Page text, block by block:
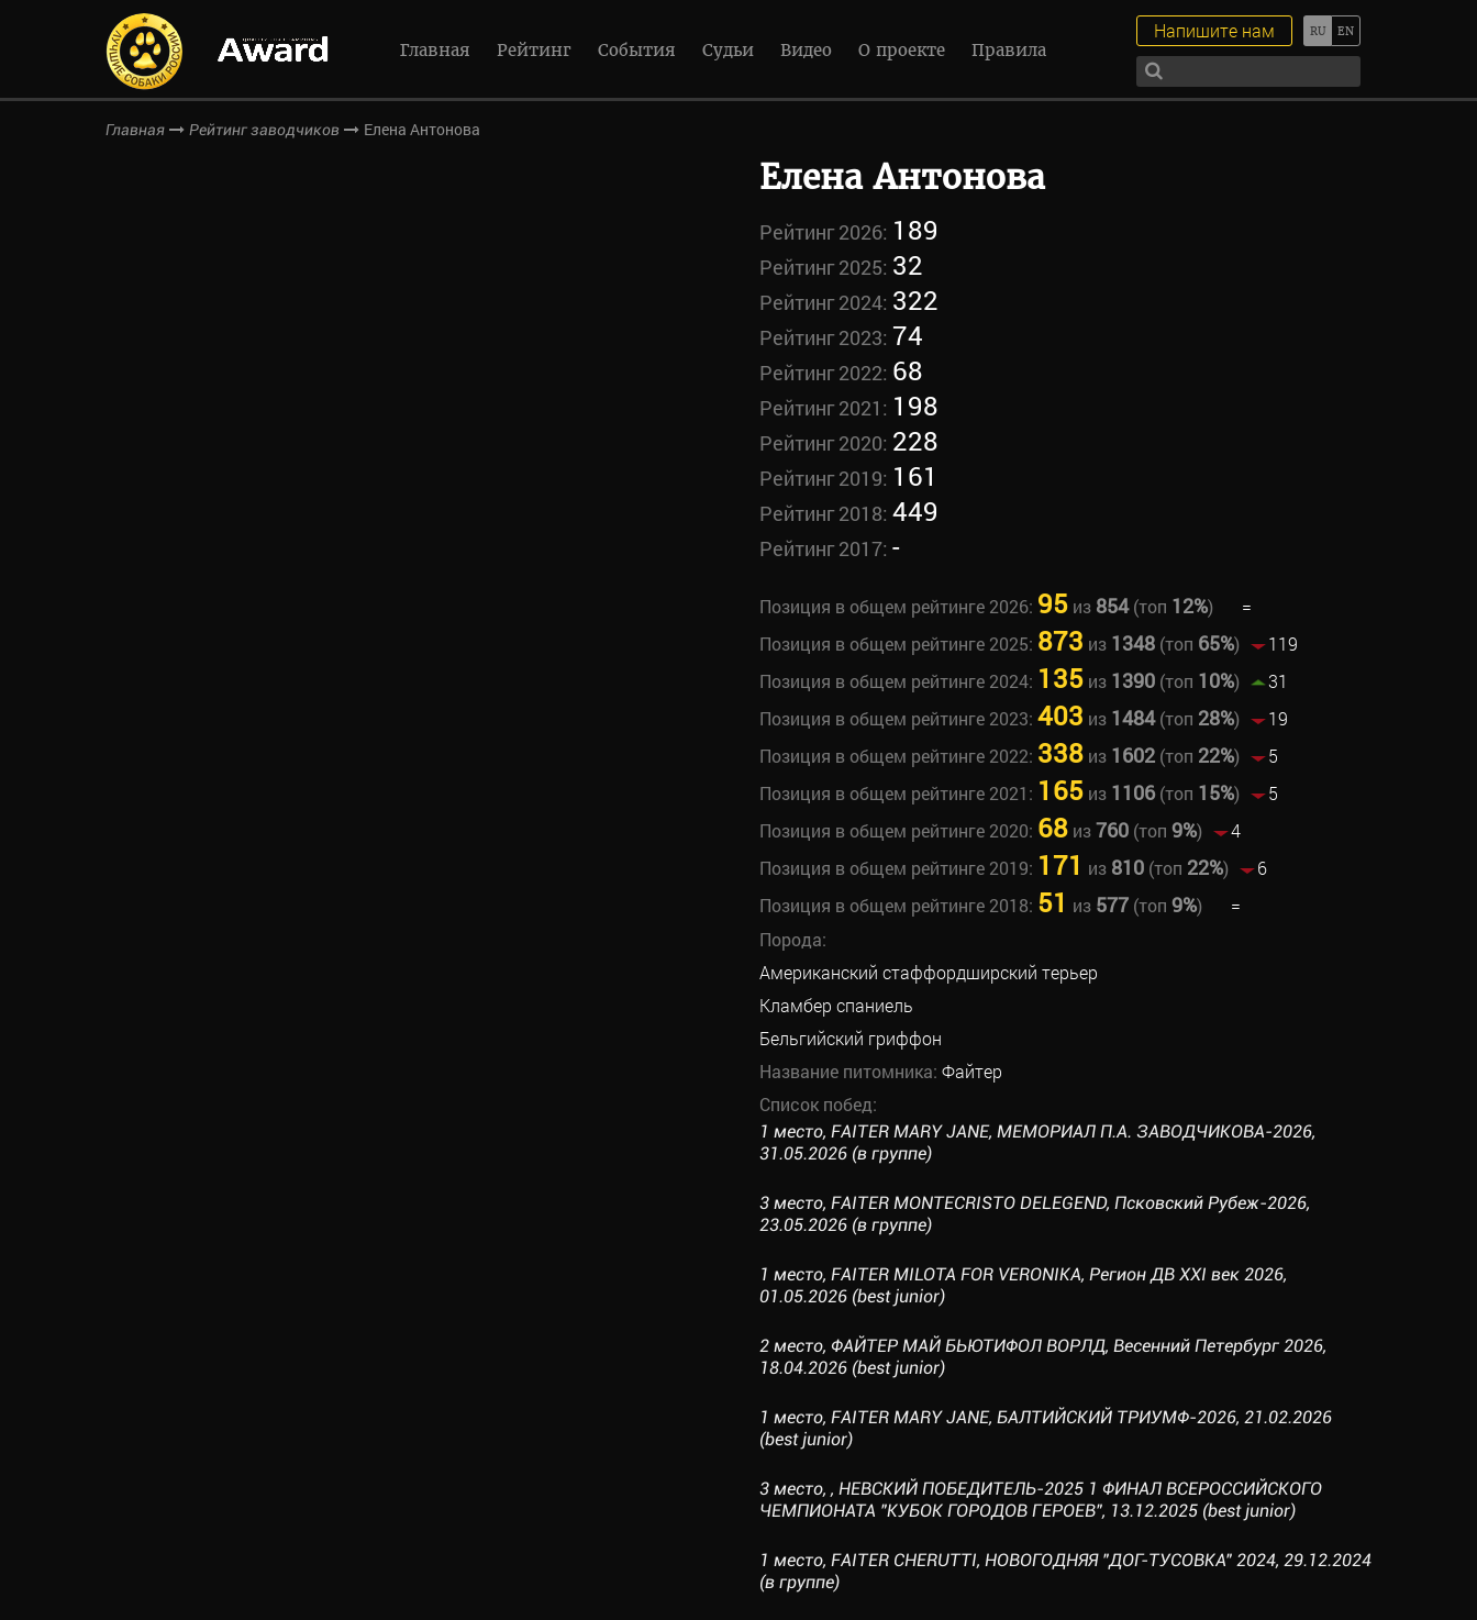
Главная Рейтинг События Судьи Видео О проекте Правила
Напишите нам
Главная Рейтинг заводчиков Елена Антонова
Елена Антонова
Рейтинг 2026: 189
Рейтинг 2025: 32
Рейтинг 2024: 322
Рейтинг 2023: 74
Рейтинг 2022: 68
Рейтинг 2021: 198
Рейтинг 2020: 228
Рейтинг 2019: 161
Рейтинг 2018: 449
Рейтинг 2017: -
Позиция в общем рейтинге 2026: 95из 854(топ 12%)
=
Позиция в общем рейтинге 2025: 873 из 1348(топ 65%)
119
Позиция в общем рейтинге 2024: 135из 1390(топ 10%)
31
Позиция в общем рейтинге 2023: 403 из 1484(топ 28%)
19
Позиция в общем рейтинге 2022: 338из 1602(топ 22%)
5
Позиция в общем рейтинге 2021: 165из 1106(топ 15%)
5
Позиция в общем рейтинге 2020: 68из760(топ 9%)
4
Позиция в общем рейтинге 2019: 171 из 810(топ 22%)
6
Позиция в общем рейтинге 2018: 51 из 577(топ 9%)
=
Порода:
Американский стаффордширский терьер
Кламбер спаниель
Бельгийский гриффон
Название питомника: Файтер
Список побед:
1 место, FAITER MARY JANE, МЕМОРИАЛ П.А. ЗАВОДЧИКОВА-2026,
31.05.2026 (в группе)
3 место, FAITER MONTECRISTO DELEGEND, Псковский Рубеж-2026,
23.05.2026 (в группе)
1 место, FAITER MILOTA FOR VERONIKA, Регион ДВ XXI век 2026,
01.05.2026 (best junior)
2 место, ФАЙТЕР МАЙ БЬЮТИФОЛ ВОРЛД, Весенний Петербург 2026,
18.04.2026 (best junior)
1 место, FAITER MARY JANE, БАЛТИЙСКИЙ ТРИУМФ-2026, 21.02.2026
(best junior)
3 место, , НЕВСКИЙ ПОБЕДИТЕЛЬ-2025 1 ФИНАЛ ВСЕРОССИЙСКОГО
ЧЕМПИОНАТА "КУБОК ГОРОДОВ ГЕРОЕВ", 13.12.2025 (best junior)
1 место, FAITER CHERUTTI, НОВОГОДНЯЯ "ДОГ-ТУСОВКА" 2024, 29.12.2024
(в группе)